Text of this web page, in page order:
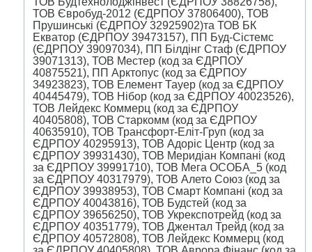
ТОВ Євробуд-2012 (ЄДРПОУ 37806400), ТОВ
Прушинські (ЄДРПОУ 32925902)та ТОВ БК
Екватор (ЄДРПОУ 39473157), ПП Буд-Сістемс
(ЄДРПОУ 39097034), ПП Білдінг Стаф (ЄДРПОУ
39071313), ТОВ Местер (код за ЄДРПОУ
40875521), ПП Арктопус (код за ЄДРПОУ
34923823), ТОВ Елемент Тауер (код за ЄДРПОУ
40445479), ТОВ Нібор (код за ЄДРПОУ 40023526),
ТОВ Лейдекс Коммерц (код за ЄДРПОУ
40405808), ТОВ Старкомм (код за ЄДРПОУ
40635910), ТОВ Трансфорт-Еліт-Груп (код за
ЄДРПОУ 40295913), ТОВ Адоріс Центр (код за
ЄДРПОУ 39931430), ТОВ Меридіан Компані (код
за ЄДРПОУ 39991710), ТОВ Мега ОСОБА_5 (код
за ЄДРПОУ 40317979), ТОВ Алето Союз (код за
ЄДРПОУ 39938953), ТОВ Смарт Компані (код за
ЄДРПОУ 40043816), ТОВ Будстей (код за
ЄДРПОУ 39656250), ТОВ Укрекспотрейд (код за
ЄДРПОУ 40351779), ТОВ Джентал Трейд (код за
ЄДРПОУ 40572808), ТОВ Лейдекс Коммерц (код